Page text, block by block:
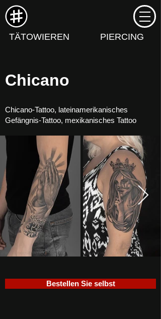
TÄTOWIEREN PIERCING
Chicano
Chicano-Tattoo, lateinamerikanisches
Gefängnis-Tattoo, mexikanisches Tattoo
Bestellen Sie selbst